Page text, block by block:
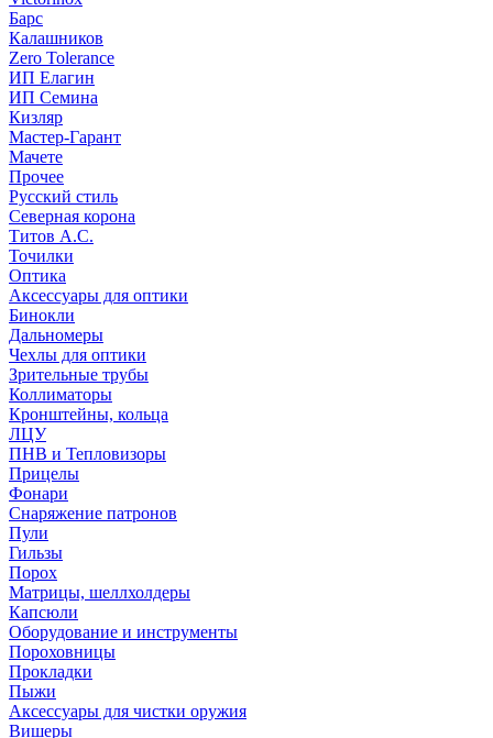
Барс
Калашников
Zero Tolerance
ИП Елагин
ИП Семина
Кизляр
Мастер-Гарант
Мачете
Прочее
Русский стиль
Северная корона
Титов А.С.
Точилки
Оптика
Аксессуары для оптики
Бинокли
Дальномеры
Чехлы для оптики
Зрительные трубы
Коллиматоры
Кронштейны, кольца
ЛЦУ
ПНВ и Тепловизоры
Прицелы
Фонари
Снаряжение патронов
Пули
Гильзы
Порох
Матрицы, шеллхолдеры
Капсюли
Оборудование и инструменты
Пороховницы
Прокладки
Пыжи
Аксессуары для чистки оружия
Вишеры